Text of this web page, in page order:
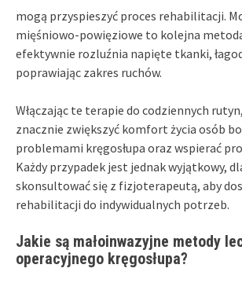
mogą przyspieszyć proces rehabilitacji.
mięśniowo-powięziowe to kolejna
efektywnie rozluźnia napięte tkanki,
poprawiając zakres ruchów.
Włączając te terapie do codziennych
znacznie zwiększyć komfort życia osób
problemami kręgosłupa oraz wspierać
Każdy przypadek jest jednak wyjątkowy,
skonsultować się z fizjoterapeutą, aby
rehabilitacji do indywidualnych potrzeb.
Jakie są małoinwazyjne metody
operacyjnego kręgosłupa?